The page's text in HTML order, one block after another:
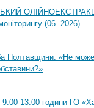
(06. 2026)
Полтавщини: «Не
13:00 години ГО